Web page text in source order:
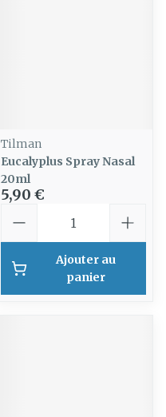
Tilman
Eucalyplus Spray Nasal
20ml
5,90 €
Ajouter au
panier